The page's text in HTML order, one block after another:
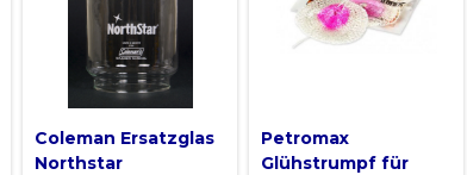
Coleman Ersatzglas
Northstar
Petromax
Glühstrumpf für